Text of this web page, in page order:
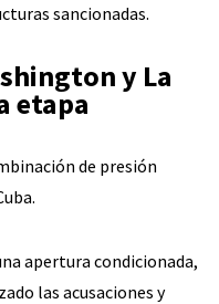
sancionadas.
y La
etapa
de presión
apertura condicionada,
las acusaciones y